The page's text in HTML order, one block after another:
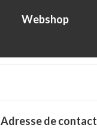
Webshop
Adresse de contact